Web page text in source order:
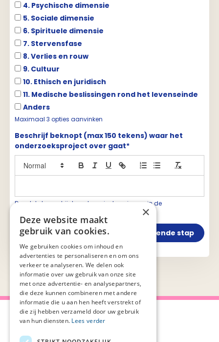
4. Psychische dimensie
5. Sociale dimensie
6. Spirituele dimensie
7. Stervensfase
8. Verlies en rouw
9. Cultuur
10. Ethisch en juridisch
11. Medische beslissingen rond het levenseinde
Anders
Maximaal 3 opties aanvinken
Beschrijf beknopt (max 150 tekens) waar het
onderzoeksproject over gaat*
Deze tekst verschijnt op de projectpagina en in de
Vorige stap Volgende stap
×
Deze website maakt
gebruik van cookies.
We gebruiken cookies om inhoud en
advertenties te personaliseren en om ons
verkeer te analyseren. We delen ook
informatie over uw gebruik van onze site
met onze advertentie- en analysepartners,
die deze kunnen combineren met andere
informatie die u aan hen heeft verstrekt of
die zij hebben verzameld door uw gebruik
van hun diensten. Lees verder